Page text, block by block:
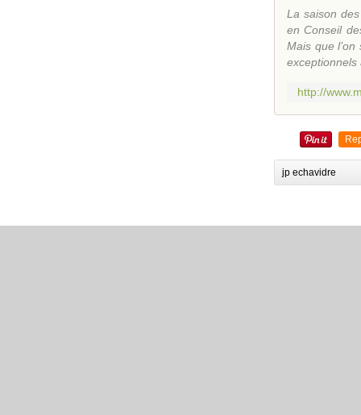
La saison
en Conseil
Mais que
exceptionnels
http://
jp echavidre